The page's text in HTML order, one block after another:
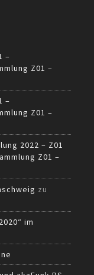
–
Z01 –
–
Z01 –
2022 – Z01
Z01 –
zu
im